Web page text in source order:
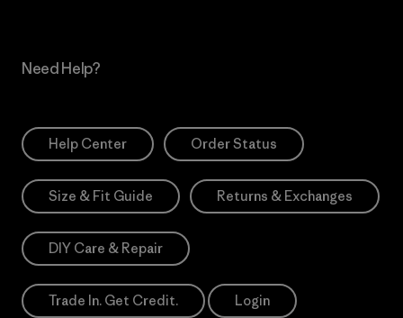
Need Help?
Help Center Order Status
Size & Fit Guide Returns & Exchanges
DIY Care & Repair
Trade In. Get Credit. Login